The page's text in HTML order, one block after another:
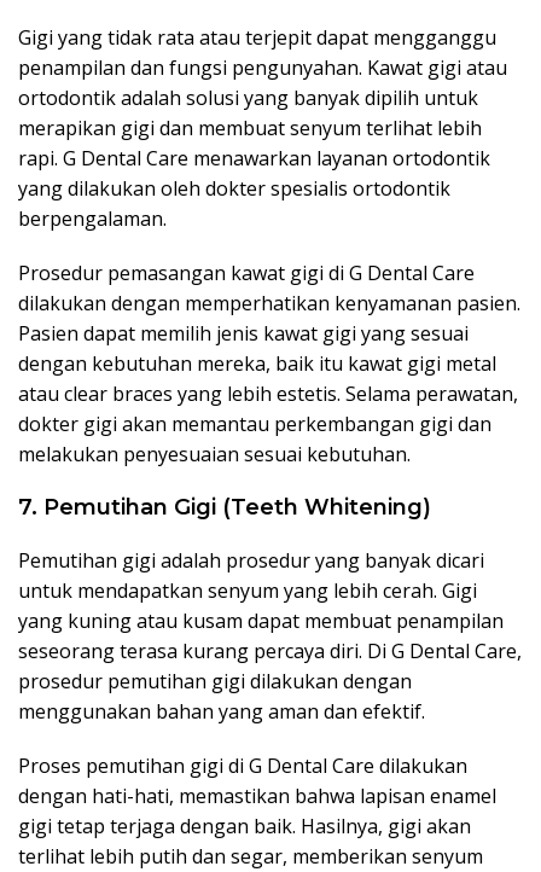
Gigi yang tidak rata atau terjepit dapat mengganggu
penampilan dan fungsi pengunyahan. Kawat gigi atau
ortodontik adalah solusi yang banyak dipilih untuk
merapikan gigi dan membuat senyum terlihat lebih
rapi. G Dental Care menawarkan layanan ortodontik
yang dilakukan oleh dokter spesialis ortodontik
berpengalaman.
Prosedur pemasangan kawat gigi di G Dental Care
dilakukan dengan memperhatikan kenyamanan pasien.
Pasien dapat memilih jenis kawat gigi yang sesuai
dengan kebutuhan mereka, baik itu kawat gigi metal
atau clear braces yang lebih estetis. Selama perawatan,
dokter gigi akan memantau perkembangan gigi dan
melakukan penyesuaian sesuai kebutuhan.
7. Pemutihan Gigi (Teeth Whitening)
Pemutihan gigi adalah prosedur yang banyak dicari
untuk mendapatkan senyum yang lebih cerah. Gigi
yang kuning atau kusam dapat membuat penampilan
seseorang terasa kurang percaya diri. Di G Dental Care,
prosedur pemutihan gigi dilakukan dengan
menggunakan bahan yang aman dan efektif.
Proses pemutihan gigi di G Dental Care dilakukan
dengan hati-hati, memastikan bahwa lapisan enamel
gigi tetap terjaga dengan baik. Hasilnya, gigi akan
terlihat lebih putih dan segar, memberikan senyum